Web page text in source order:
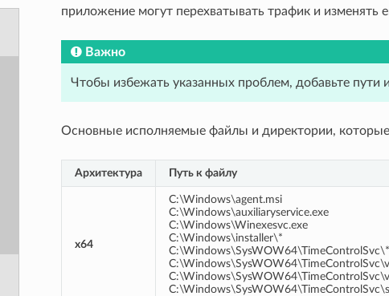
приложение могут перехватывать трафик и изменять
Важно
Чтобы избежать указанных проблем, добавьте
Основные исполняемые файлы и директории,
Архитектура Путь к файлу
х64
C:\Windows\agent.msi
C:\Windows\auxiliaryservice.exe
C:\Windows\Winexesvc.exe
C:\Windows\installer\*
C:\Windows\SysWOW64\TimeControlSvc\*